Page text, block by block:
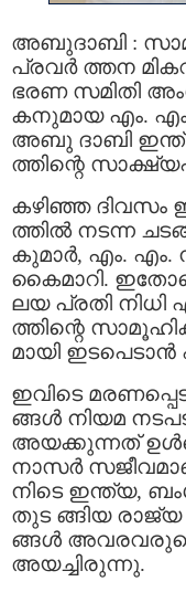
അബുദാബി :
പ്രവര്‍ ത്തന
ഭരണ സമിതി
കനുമായ എം.
അബു ദാബി
ത്തിന്റെ
കഴിഞ്ഞ ദിവസം
ത്തില്‍ നടന്ന
കുമാര്‍, എം. എം.
കൈമാറി.
ലയ പ്രതി
ത്തിന്റെ
മായി
ഇവിടെ
ങ്ങള്‍ നിയമ
അയക്കുന്നത്
നാസർ
നിടെ ഇന്ത്യ,
തുട ങ്ങിയ രാജ്യ
ങ്ങള്‍ അവരവരുടെ
അയച്ചിരുന്നു.